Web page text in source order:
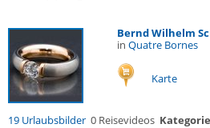
Bernd Wilhelm
in Quatre Bornes
Karte
19 Urlaubsbilder 0 Reisevideos